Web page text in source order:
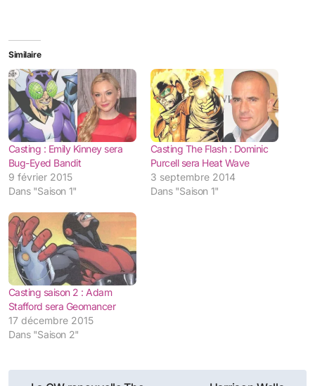
Similaire
Casting : Emily Kinney sera
Bug-Eyed Bandit
9 février 2015
Dans "Saison 1"
Casting The Flash : Dominic
Purcell sera Heat Wave
3 septembre 2014
Dans "Saison 1"
Casting saison 2 : Adam
Stafford sera Geomancer
17 décembre 2015
Dans "Saison 2"